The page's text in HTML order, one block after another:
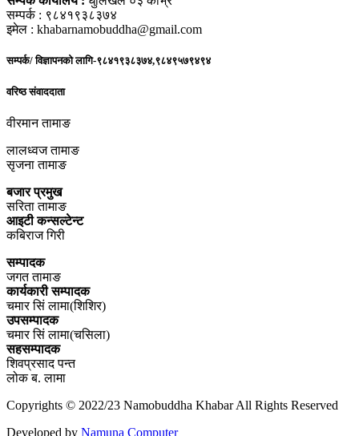
सम्पर्क : ९८४१९३८३७४
इमेल : khabarnamobuddha@gmail.com
सम्पर्क/ विज्ञापनको लागि-९८४१९३८३७४,९८४९५७९४९४
वरिष्ठ संवाददाता
वीरमान तामाङ
लालध्वज तामाङ
सृजना तामाङ
बजार प्रमुख
सरिता तामाङ
आइटी कन्सल्टेन्ट
कबिराज गिरी
सम्पादक
जगत तामाङ
कार्यकारी सम्पादक
चमार सिं लामा(शिशिर)
उपसम्पादक
चमार सिं लामा(चसिला)
सहसम्पादक
शिवप्रसाद पन्त
लोक ब. लामा
Copyrights © 2022/23 Namobuddha Khabar All Rights Reserved
Developed by Namuna Computer